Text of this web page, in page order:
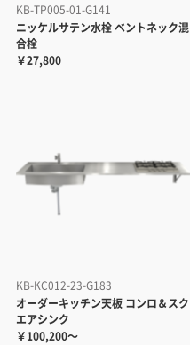
KB-TP005-01-G141
ニッケルサテン水栓 ベントネック混
合栓
￥27,800
KB-KC012-23-G183
オーダーキッチン天板 コンロ＆スク
エアシンク
￥100,200～